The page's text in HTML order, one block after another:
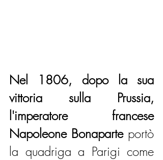
Nel 1806, dopo la sua
vittoria sulla Prussia,
l'imperatore francese
Napoleone Bonaparte portò
la quadriga a Parigi come